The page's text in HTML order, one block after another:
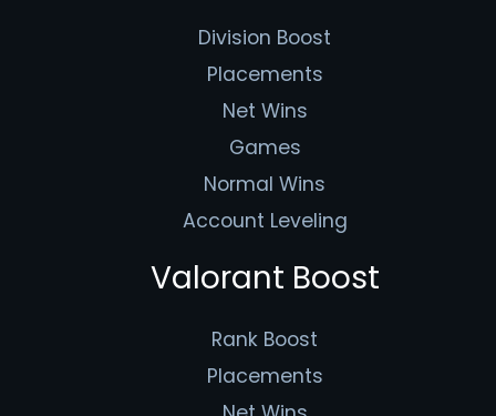
Division Boost
Placements
Net Wins
Games
Normal Wins
Account Leveling
Valorant Boost
Rank Boost
Placements